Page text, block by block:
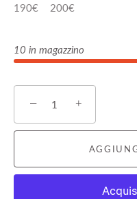
190€
200€
10 in magazzino
− +